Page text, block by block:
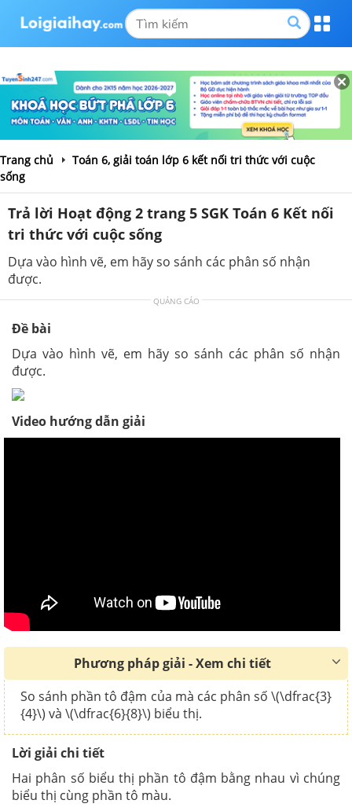
Trang chủ
Toán 6, giải toán lớp 6 kết nối tri thức với cuộc
sống
Trả lời Hoạt động 2 trang 5 SGK Toán 6 Kết nối
tri thức với cuộc sống
Dựa vào hình vẽ, em hãy so sánh các phân số nhận
được.
QUẢNG CÁO
Đề bài
Dựa vào hình vẽ, em hãy so sánh các phân số nhận
được.
Video hướng dẫn giải
Phương pháp giải - Xem chi tiết
So sánh phần tô đậm của mà các phân số \(\dfrac{3}
{4}\) và \(\dfrac{6}{8}\) biểu thị.
Lời giải chi tiết
Hai phân số biểu thị phần tô đậm bằng nhau vì chúng
biểu thị cùng phần tô màu.